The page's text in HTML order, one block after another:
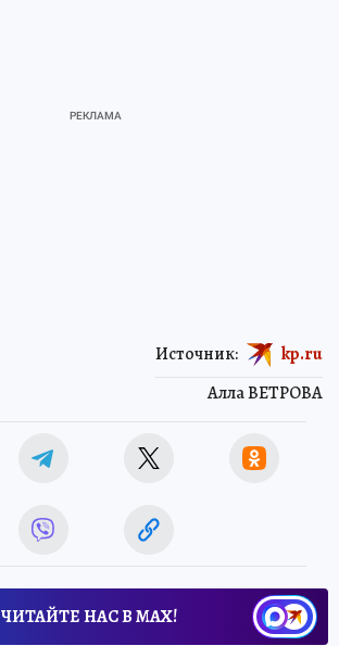
Алла ВЕТРОВА
Источник: kp.ru
ЧИТАЙТЕ НАС В МАХ!